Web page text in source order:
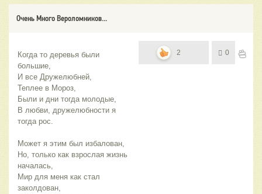
Очень Много Вероломников...
Когда то деревья были
большие,
И все Дружелюбней,
Теплее в Мороз,
Были и дни тогда молодые,
В любви, дружелюбности я
тогда рос.
Может я этим был избалован,
Но, только как взрослая жизнь
началась,
Мир для меня как стал
заколдован,
2 0